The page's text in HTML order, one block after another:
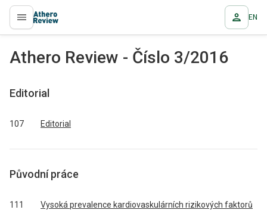
proLékaře.cz EN
Athero Review - Číslo 3/2016
Editorial
107 Editorial
Původní práce
111
Vysoká prevalence kardiovaskulárních rizikových faktorů